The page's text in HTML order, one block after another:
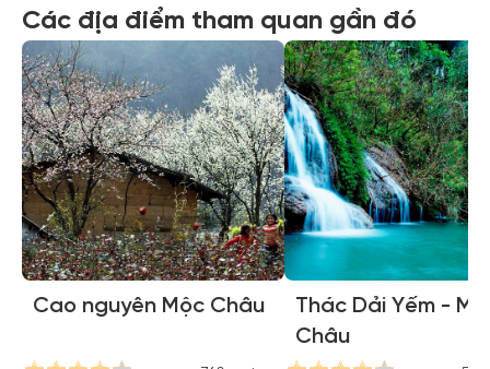
Các địa điểm tham quan gần đó
Cao nguyên Mộc Châu
Thác Dải Yếm -
Châu